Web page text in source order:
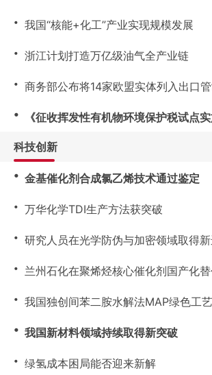
・ 我国“核能+化工”产业实现规模发展
・ 浙江计划打造万亿级油气全产业链
・ 商务部公布将14家欧盟实体列入出口
・ 《征收挥发性有机物环境保护税试点
科技创新
・ 金基催化剂合成氯乙烯技术通过鉴定
・ 万华化学TDI生产方法获突破
・ 研究人员在光学防伪与加密领域取得
・ 兰州石化在聚烯烃核心催化剂国产化
・ 我国独创间苯二胺水解法MAP绿色工艺
・ 我国新材料领域持续取得新突破
・ 绿氢成本困局能否迎来新解